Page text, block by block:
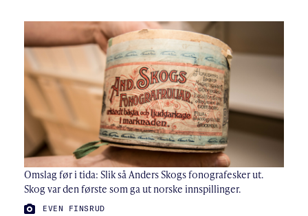
Omslag før i tida: Slik så Anders Skogs fonografesker ut.
Skog var den første som ga ut norske innspillinger.
FOTO:
EVEN FINSRUD